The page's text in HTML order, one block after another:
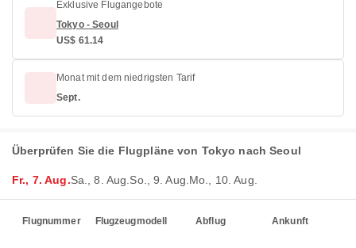
Exklusive Flugangebote
Tokyo - Seoul
US$ 61.14
Monat mit dem niedrigsten Tarif
Sept.
Überprüfen Sie die Flugpläne von Tokyo nach Seoul
Fr., 7. Aug.Sa., 8. Aug. So., 9. Aug. Mo., 10. Aug.
Flugnummer Flugzeugmodell Abflug Ankunft